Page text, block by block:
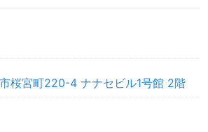
桜宮町220-4 ナナセビル1号館 2階